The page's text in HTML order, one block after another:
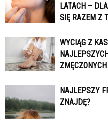
LATACH –
SIĘ RAZEM Z
WYCIĄG Z
NAJLEPSZY
ZNAJDĘ?